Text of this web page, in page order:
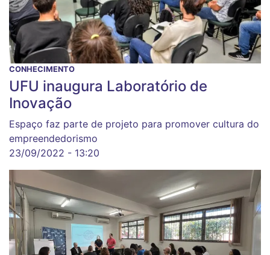
CONHECIMENTO
UFU inaugura Laboratório de
Inovação
Espaço faz parte de projeto para promover cultura do
empreendedorismo
23/09/2022 - 13:20